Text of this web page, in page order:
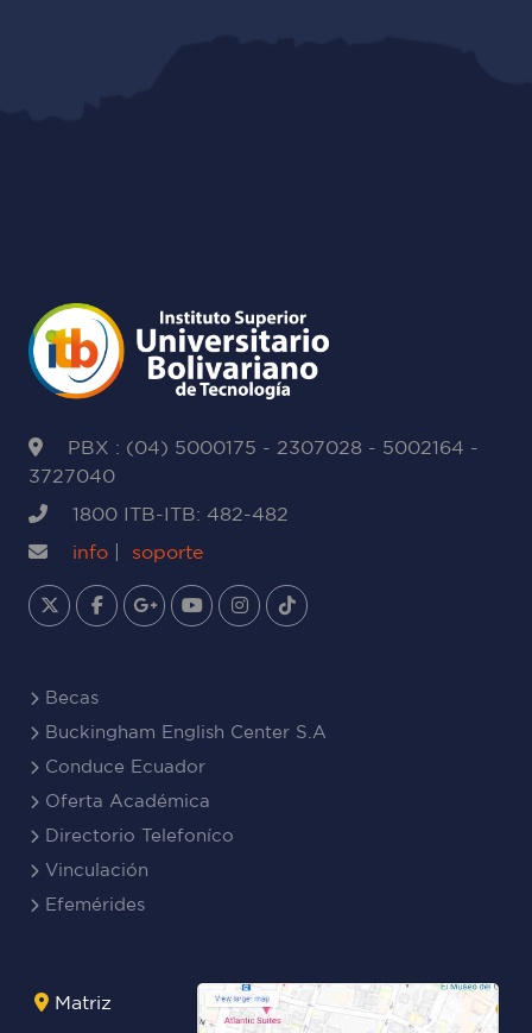
PBX : (04) 5000175 - 2307028 - 5002164 -
3727040
1800 ITB-ITB: 482-482
info
soporte
Becas
Buckingham English Center S.A
Conduce Ecuador
Oferta Académica
Directorio Telefoníco
Vinculación
Efemérides
Matriz